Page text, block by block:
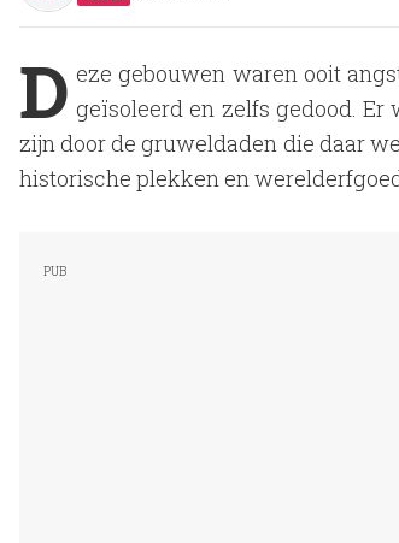
D eze gebouwen waren ooit
geïsoleerd en zelfs gedood.
zijn door de gruweldaden die daar
historische plekken en